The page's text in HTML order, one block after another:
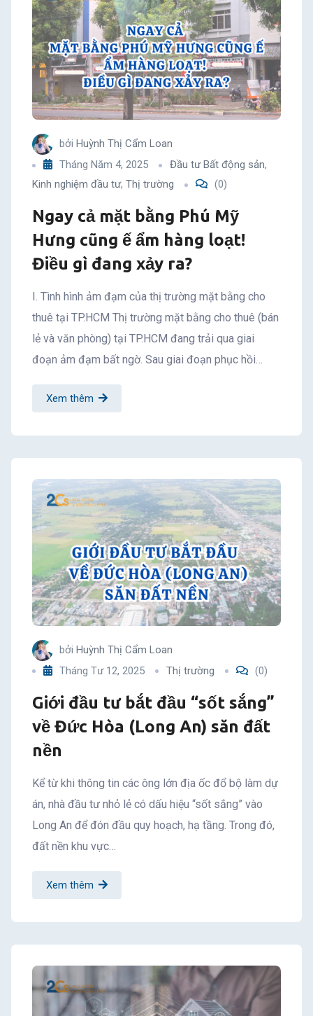
bởi Huỳnh Thị Cẩm Loan
Tháng Năm 4, 2025
Đầu tư Bất động sản,
Kinh nghiệm đầu tư, Thị trường (0)
Ngay cả mặt bằng Phú Mỹ
Hưng cũng ế ẩm hàng loạt!
Điều gì đang xảy ra?
I. Tình hình ảm đạm của thị trường mặt bằng cho
thuê tại TP.HCM Thị trường mặt bằng cho thuê (bán
lẻ và văn phòng) tại TP.HCM đang trải qua giai
đoạn ảm đạm bất ngờ. Sau giai đoạn phục hồi…
Xem thêm
bởi Huỳnh Thị Cẩm Loan
Tháng Tư 12, 2025
Thị trường (0)
Giới đầu tư bắt đầu “sốt sắng”
về Đức Hòa (Long An) săn đất
nền
Kể từ khi thông tin các ông lớn địa ốc đổ bộ làm dự
án, nhà đầu tư nhỏ lẻ có dấu hiệu “sốt sắng” vào
Long An để đón đầu quy hoạch, hạ tầng. Trong đó,
đất nền khu vực…
Xem thêm